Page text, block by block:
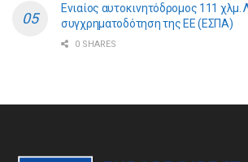
Ενιαίος αυτοκινητόδρομος 111 χλμ.
συγχρηματοδότηση της ΕE (ΕΣΠΑ)
0 SHARES